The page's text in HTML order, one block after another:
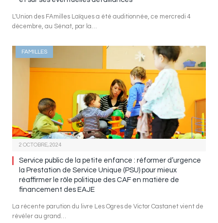
L'Union des FAmilles Laïques a été auditionnée, ce mercredi 4
décembre, au Sénat, par la…
FAMILLES
2 OCTOBRE, 2024
Service public de la petite enfance : réformer d’urgence
la Prestation de Service Unique (PSU) pour mieux
réaffirmer le rôle politique des CAF en matière de
financement des EAJE
La récente parution du livre Les Ogres de Victor Castanet vient de
révéler au grand…